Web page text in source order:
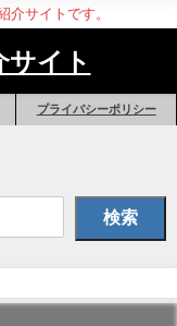
介サイトです。
サイト
プライバシーポリシー
検索